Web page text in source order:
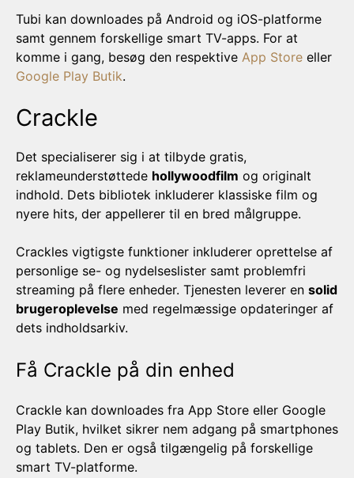
Tubi kan downloades på Android og iOS-platforme
samt gennem forskellige smart TV-apps. For at
komme i gang, besøg den respektive App Store eller
Google Play Butik.
Crackle
Det specialiserer sig i at tilbyde gratis,
reklameunderstøttede hollywoodfilm og originalt
indhold. Dets bibliotek inkluderer klassiske film og
nyere hits, der appellerer til en bred målgruppe.
Crackles vigtigste funktioner inkluderer oprettelse af
personlige se- og nydelseslister samt problemfri
streaming på flere enheder. Tjenesten leverer en solid
brugeroplevelse med regelmæssige opdateringer af
dets indholdsarkiv.
Få Crackle på din enhed
Crackle kan downloades fra App Store eller Google
Play Butik, hvilket sikrer nem adgang på smartphones
og tablets. Den er også tilgængelig på forskellige
smart TV-platforme.